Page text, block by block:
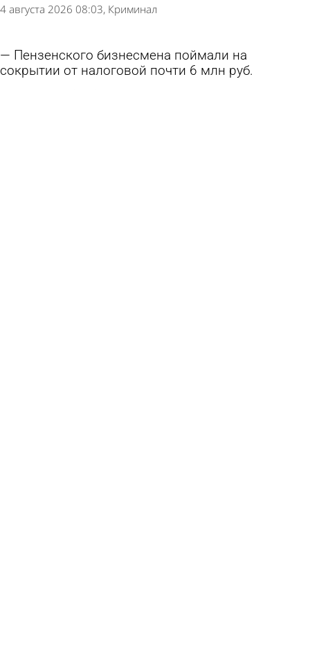
4 августа 2026 08:03 Криминал
Пензенского бизнесмена поймали на
сокрытии от налоговой почти 6 млн руб.